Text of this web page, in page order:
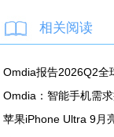
相关阅读